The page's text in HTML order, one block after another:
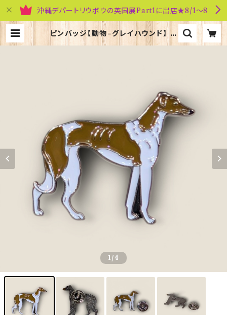
沖縄デパートリウボウの英国展Part1に出店★8/1～8
ピンバッジ【動物=グレイハウンド】 C
adogan 90040-XJKB17-05 | 英
1/4